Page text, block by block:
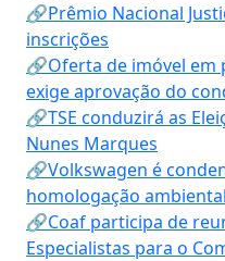
🔗Prêmio Nacional
inscrições
🔗Oferta de imóvel em
exige aprovação do
🔗TSE conduzirá as
Nunes Marques
🔗Volkswagen é
homologação ambiental
🔗Coaf participa de
Especialistas para o